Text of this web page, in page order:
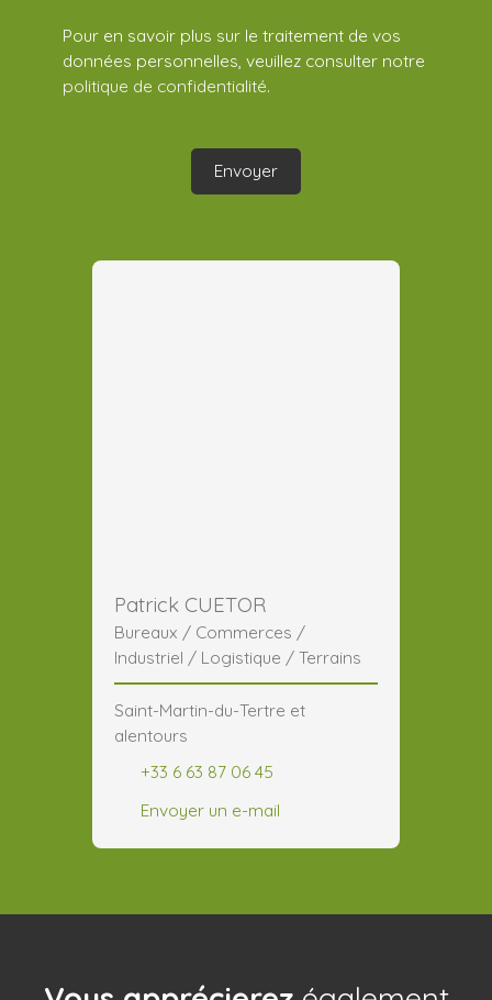
Pour en savoir plus sur le traitement de vos
données personnelles, veuillez consulter notre
politique de confidentialité.
Envoyer
Patrick CUETOR
Bureaux / Commerces /
Industriel / Logistique / Terrains
Saint-Martin-du-Tertre et
alentours
+33 6 63 87 06 45
Envoyer un e-mail